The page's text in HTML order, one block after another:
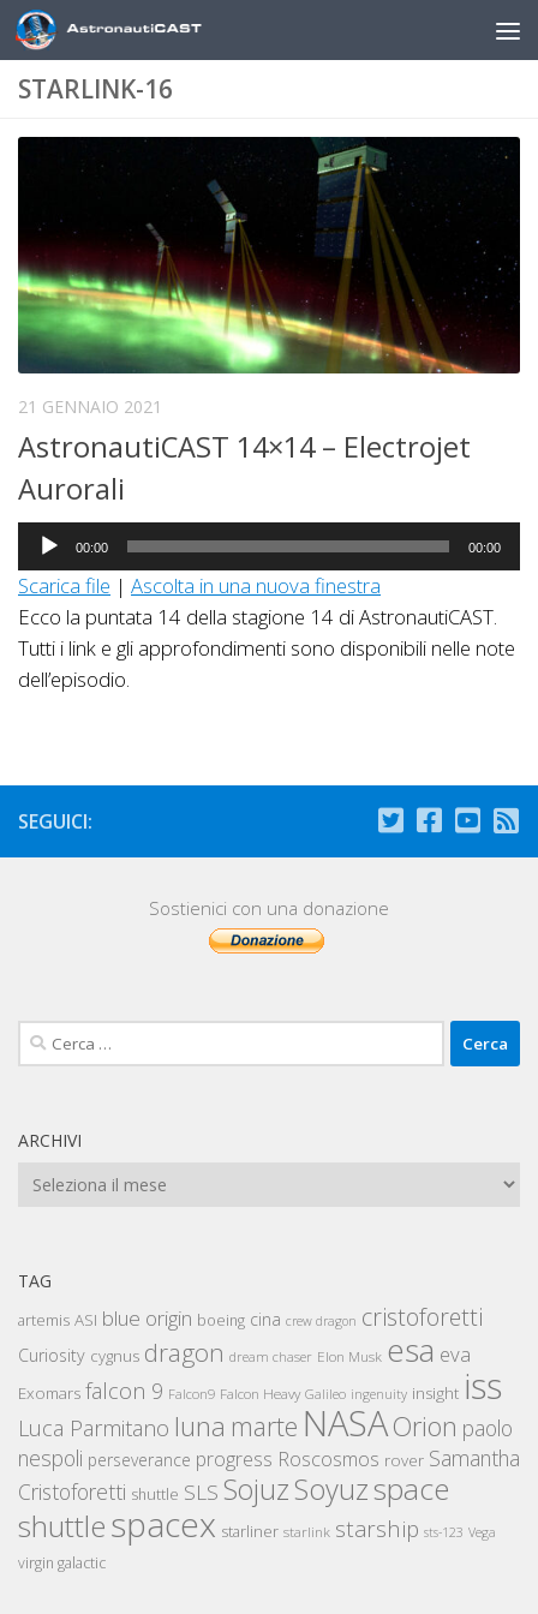
Sotto il contenuto
STARLINK-16
21 GENNAIO 2021
AstronautiCAST 14×14 – Electrojet
Aurorali
Audio
Player
00:00 00:00
Scarica file | Ascolta in una nuova finestra
Ecco la puntata 14 della stagione 14 di AstronautiCAST.
Tutti i link e gli approfondimenti sono disponibili nelle note
dell’episodio.
SEGUICI:
Sostienici con una donazione
Ricerca
per:
ARCHIVI
Archivi
TAG
artemis ASI blue origin boeing cina crew dragon cristoforetti
Curiosity cygnus dragon dream chaser Elon Musk esa eva
Exomars falcon 9 Falcon9 Falcon Heavy Galileo ingenuity insight iss
Luca Parmitano luna marte NASAOrion paolo
nespoli perseverance progress Roscosmos rover Samantha
Cristoforetti shuttle SLS SojuzSoyuzspace
shuttlespacex starliner starlink starship sts-123 Vega
virgin galactic